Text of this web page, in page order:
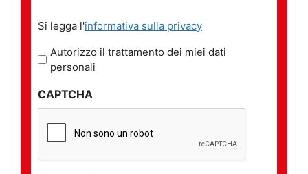
legga
l'informativa
sulla
*
Si legga l'informativa sulla privacy
Autorizzo il trattamento dei miei dati
personali
CAPTCHA